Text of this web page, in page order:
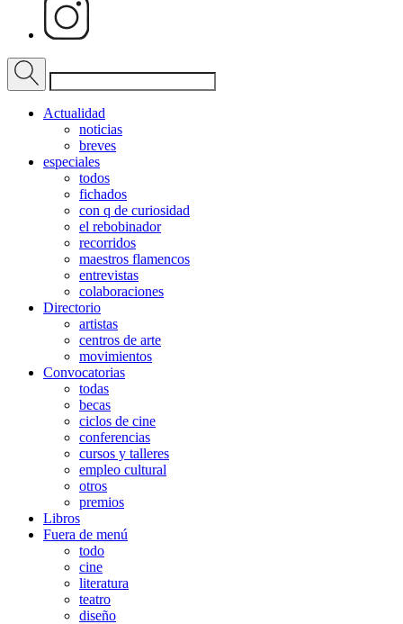
Actualidad
noticias
breves
especiales
todos
fichados
con q de curiosidad
el rebobinador
recorridos
maestros flamencos
entrevistas
colaboraciones
Directorio
artistas
centros de arte
movimientos
Convocatorias
todas
becas
ciclos de cine
conferencias
cursos y talleres
empleo cultural
otros
premios
Libros
Fuera de menú
todo
cine
literatura
teatro
diseño